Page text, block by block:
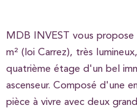
MDB INVEST vous
m² (loi Carrez), très
quatrième étage d'un bel
ascenseur. Composé d'une
pièce à vivre avec deux